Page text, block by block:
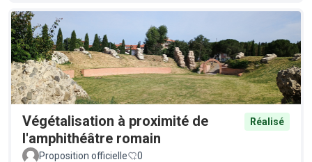
Végétalisation à proximité de
l'amphithéâtre romain
Réalisé
Proposition officielle 0